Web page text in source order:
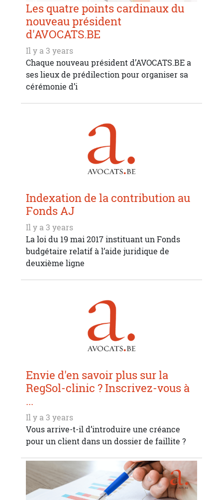
Les quatre points cardinaux du
nouveau président
d'AVOCATS.BE
Il y a 3 years
Chaque nouveau président d’AVOCATS.BE a
ses lieux de prédilection pour organiser sa
cérémonie d’i
Indexation de la contribution au
Fonds AJ
Il y a 3 years
La loi du 19 mai 2017 instituant un Fonds
budgétaire relatif à l’aide juridique de
deuxième ligne
Envie d'en savoir plus sur la
RegSol-clinic ? Inscrivez-vous à
...
Il y a 3 years
Vous arrive-t-il d’introduire une créance
pour un client dans un dossier de faillite ?